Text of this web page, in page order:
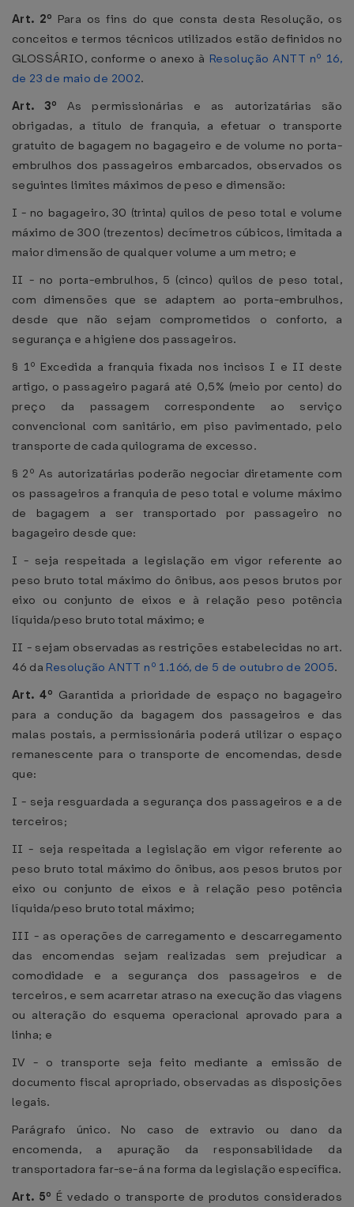
Art. 2º Para os fins do que consta desta Resolução, os
conceitos e termos técnicos utilizados estão definidos no
GLOSSÁRIO, conforme o anexo à Resolução ANTT nº 16,
de 23 de maio de 2002.
Art. 3º As permissionárias e as autorizatárias são
obrigadas, a título de franquia, a efetuar o transporte
gratuito de bagagem no bagageiro e de volume no porta-
embrulhos dos passageiros embarcados, observados os
seguintes limites máximos de peso e dimensão:
I - no bagageiro, 30 (trinta) quilos de peso total e volume
máximo de 300 (trezentos) decímetros cúbicos, limitada a
maior dimensão de qualquer volume a um metro; e
II - no porta-embrulhos, 5 (cinco) quilos de peso total,
com dimensões que se adaptem ao porta-embrulhos,
desde que não sejam comprometidos o conforto, a
segurança e a higiene dos passageiros.
§ 1º Excedida a franquia fixada nos incisos I e II deste
artigo, o passageiro pagará até 0,5% (meio por cento) do
preço da passagem correspondente ao serviço
convencional com sanitário, em piso pavimentado, pelo
transporte de cada quilograma de excesso.
§ 2º As autorizatárias poderão negociar diretamente com
os passageiros a franquia de peso total e volume máximo
de bagagem a ser transportado por passageiro no
bagageiro desde que:
I - seja respeitada a legislação em vigor referente ao
peso bruto total máximo do ônibus, aos pesos brutos por
eixo ou conjunto de eixos e à relação peso potência
líquida/peso bruto total máximo; e
II - sejam observadas as restrições estabelecidas no art.
46 da Resolução ANTT nº 1.166, de 5 de outubro de 2005.
Art. 4º Garantida a prioridade de espaço no bagageiro
para a condução da bagagem dos passageiros e das
malas postais, a permissionária poderá utilizar o espaço
remanescente para o transporte de encomendas, desde
que:
I - seja resguardada a segurança dos passageiros e a de
terceiros;
II - seja respeitada a legislação em vigor referente ao
peso bruto total máximo do ônibus, aos pesos brutos por
eixo ou conjunto de eixos e à relação peso potência
líquida/peso bruto total máximo;
III - as operações de carregamento e descarregamento
das encomendas sejam realizadas sem prejudicar a
comodidade e a segurança dos passageiros e de
terceiros, e sem acarretar atraso na execução das viagens
ou alteração do esquema operacional aprovado para a
linha; e
IV - o transporte seja feito mediante a emissão de
documento fiscal apropriado, observadas as disposições
legais.
Parágrafo único. No caso de extravio ou dano da
encomenda, a apuração da responsabilidade da
transportadora far-se-á na forma da legislação específica.
Art. 5º É vedado o transporte de produtos considerados